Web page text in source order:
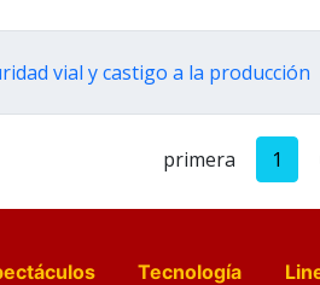
vial y castigo a la producción
primera 1
Tecnología